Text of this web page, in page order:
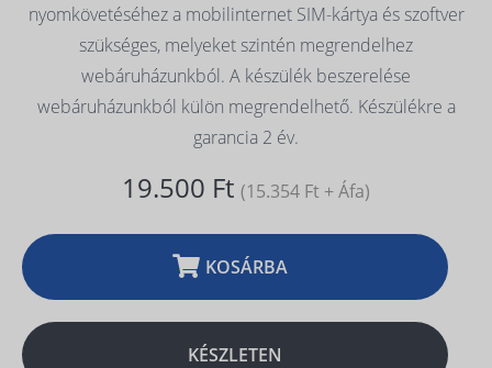
nyomkövetéséhez a mobilinternet SIM-kártya és szoftver
szükséges, melyeket szintén megrendelhez
webáruházunkból. A készülék beszerelése
webáruházunkból külön megrendelhető. Készülékre a
garancia 2 év.
19.500 Ft (15.354 Ft + Áfa)
KOSÁRBA
KÉSZLETEN